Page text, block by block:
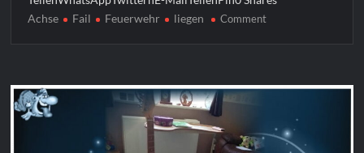
Achse
Fail Feuerwehr liegen Commenton